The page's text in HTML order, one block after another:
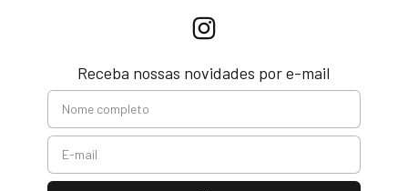
Receba nossas novidades por e-mail